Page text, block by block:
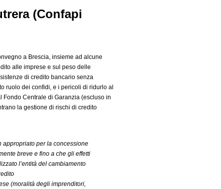
(Confapi
a Brescia, insieme ad alcune
alle imprese e sul peso delle
di credito bancario senza
ruolo dei confidi, e i pericoli di ridurlo al
Fondo Centrale di Garanzia (escluso in
la gestione di rischi di credito
appropriato per la concessione
breve e fino a che gli effetti
l’entità del cambiamento
(moralità degli imprenditori,